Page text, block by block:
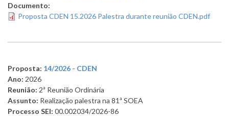
Documento:
Proposta CDEN 15.2026 Palestra durante reunião CDEN.pdf
Proposta: 14/2026 - CDEN
Ano: 2026
Reunião: 2ª Reunião Ordinária
Assunto: Realização palestra na 81ª SOEA
Processo SEI: 00.002034/2026-86